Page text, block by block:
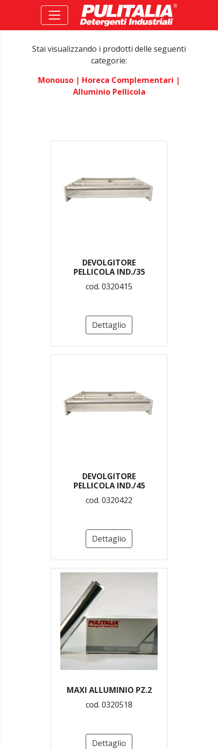
Stai visualizzando i prodotti delle seguenti
categorie:
Monouso | Horeca Complementari |
Alluminio Pellicola
DEVOLGITORE
PELLICOLA IND./35
cod. 0320415
Dettaglio
DEVOLGITORE
PELLICOLA IND./45
cod. 0320422
Dettaglio
MAXI ALLUMINIO PZ.2
cod. 0320518
Dettaglio